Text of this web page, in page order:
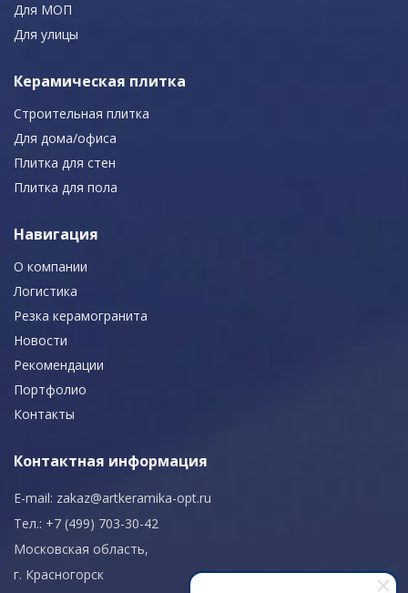
Для МОП
Для улицы
Керамическая плитка
Строительная плитка
Для дома/офиса
Плитка для стен
Плитка для пола
Навигация
О компании
Логистика
Резка керамогранита
Новости
Рекомендации
Портфолио
Контакты
Контактная информация
E-mail: zakaz@artkeramika-opt.ru
Тел.: +7 (499) 703-30-42
Московская область,
г. Красногорск